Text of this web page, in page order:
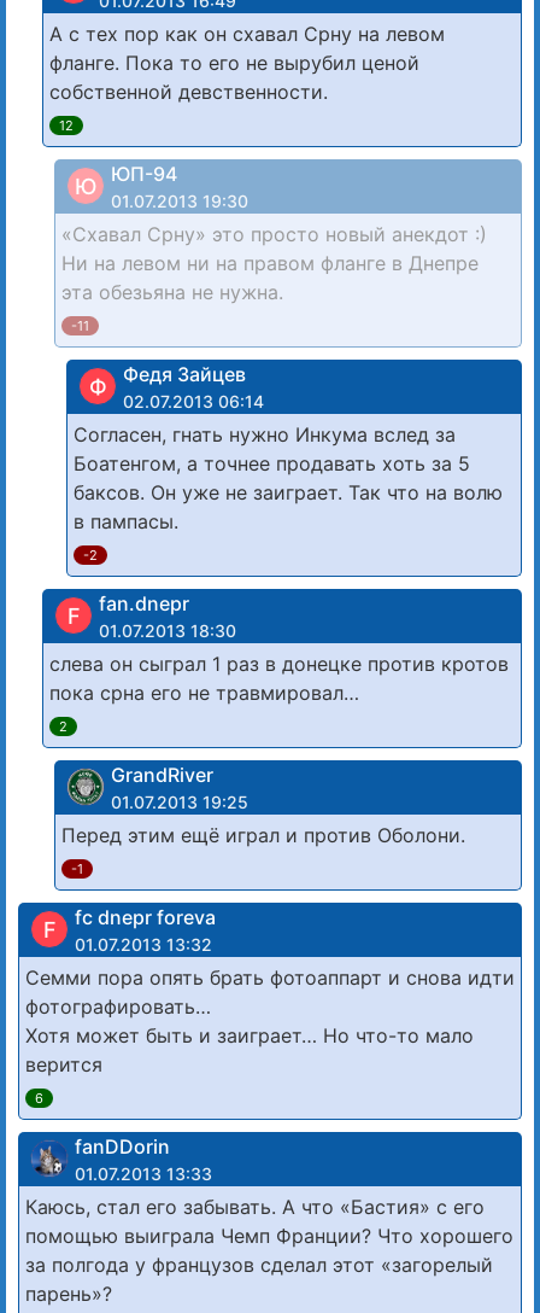
А с тех пор как он схавал Срну на левом
фланге. Пока то его не вырубил ценой
собственной девственности.
12
Ю ЮП-94
01.07.2013 19:30
«Схавал Срну» это просто новый анекдот :)
Ни на левом ни на правом фланге в Днепре
эта обезьяна не нужна.
-11
Ф Федя Зайцев
02.07.2013 06:14
Согласен, гнать нужно Инкума вслед за
Боатенгом, а точнее продавать хоть за 5
баксов. Он уже не заиграет. Так что на волю
в пампасы.
-2
F fan.dnepr
01.07.2013 18:30
слева он сыграл 1 раз в донецке против кротов
пока срна его не травмировал…
2
GrandRiver
01.07.2013 19:25
Перед этим ещё играл и против Оболони.
-1
F fc dnepr foreva
01.07.2013 13:32
Семми пора опять брать фотоаппарт и снова идти
фотографировать…
Хотя может быть и заиграет… Но что-то мало
верится
6
fanDDorin
01.07.2013 13:33
Каюсь, стал его забывать. А что «Бастия» с его
помощью выиграла Чемп Франции? Что хорошего
за полгода у французов сделал этот «загорелый
парень»?